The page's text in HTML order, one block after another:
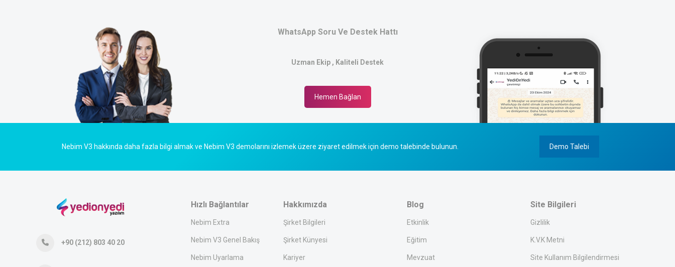
WhatsApp Soru Ve Destek Hattı
Uzman Ekip , Kaliteli Destek
Hemen Bağlan
Nebim V3 hakkında daha fazla bilgi almak ve Nebim V3 demolarını izlemek üzere ziyaret edilmek için demo talebinde bulunun. Demo Talebi
+90 (212) 803 40 20
Hızlı Bağlantılar
Nebim Extra
Nebim V3 Genel Bakış
Nebim Uyarlama
Hakkımızda
Şirket Bilgileri
Şirket Künyesi
Kariyer
Blog
Etkinlik
Eğitim
Mevzuat
Site Bilgileri
Gizlilik
K.V.K Metni
Site Kullanım Bilgilendirmesi